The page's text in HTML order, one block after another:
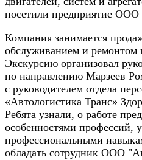
посетили предприятие ООО
Компания занимается
обслуживанием и ремонтом
Экскурсию организовал
по направлению Марзеев
с руководителем отдела
«Автологистика Транс»
Ребята узнали, о работе
особенностями профессий,
профессиональными
обладать сотрудник ООО